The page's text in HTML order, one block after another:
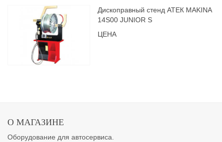
Дископравный стенд АТЕК MAKINA
14S00 JUNIOR S
ЦЕНА
О МАГАЗИНЕ
Оборудование для автосервиса.